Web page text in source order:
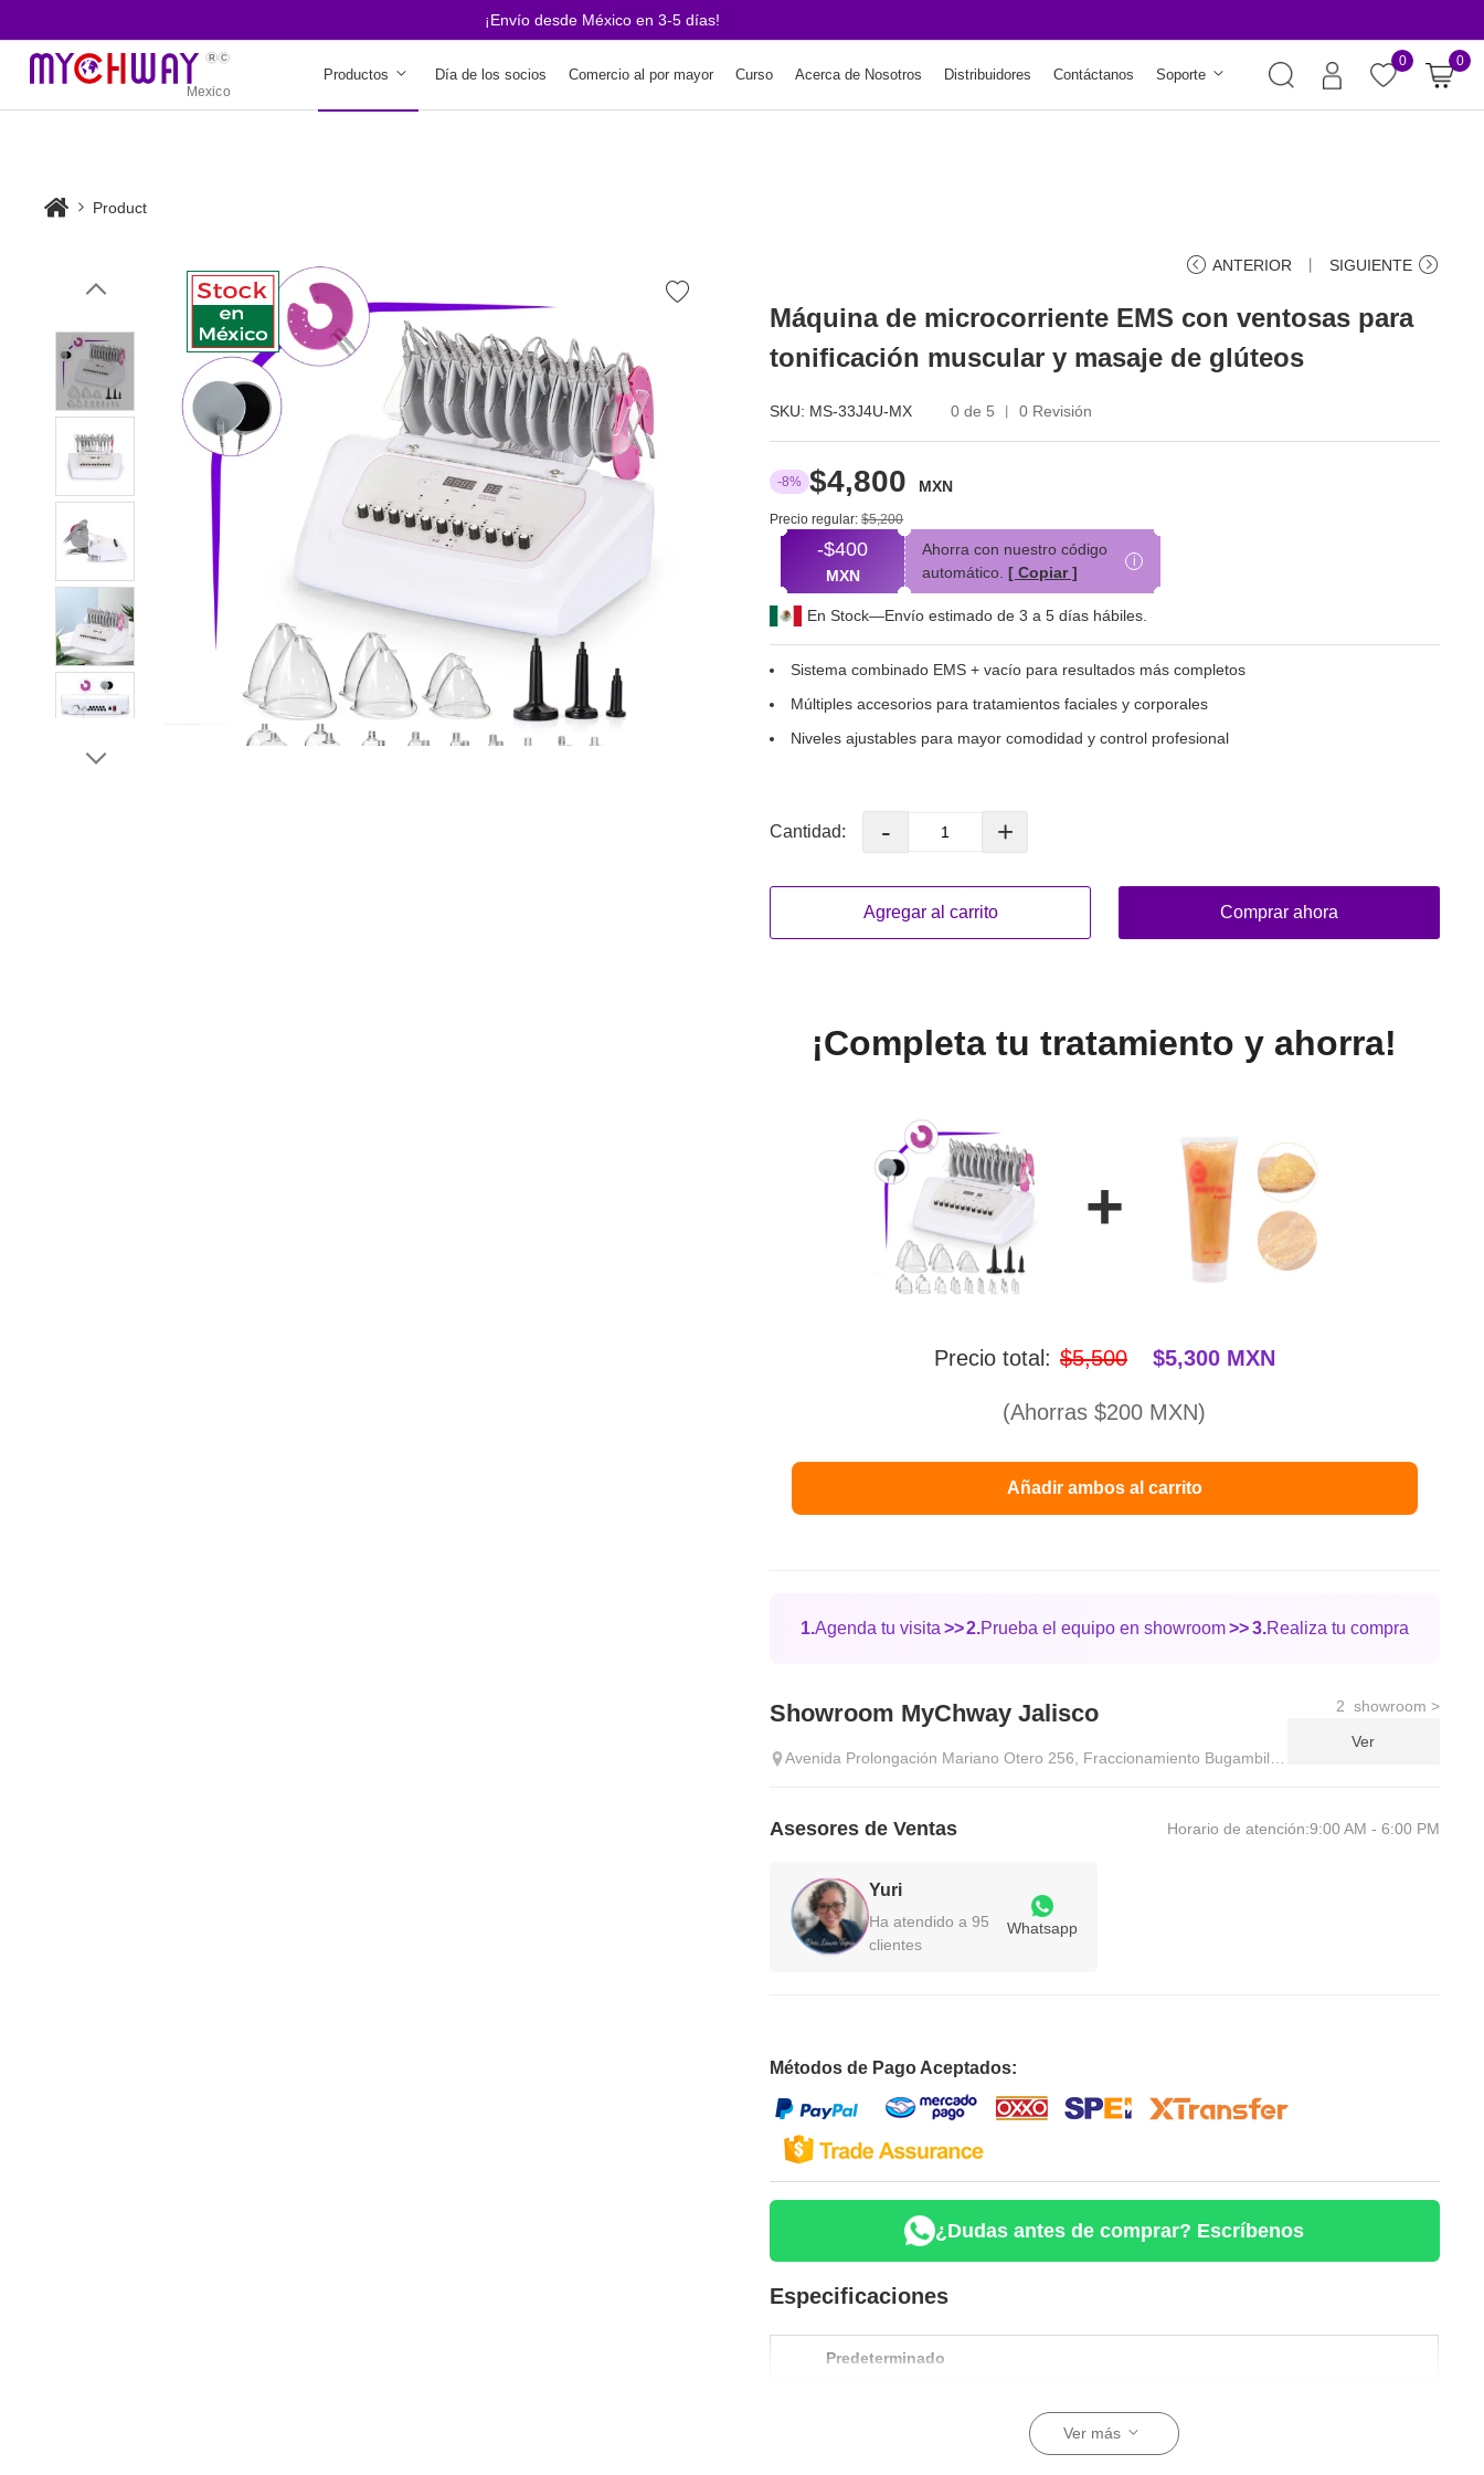
¡Envío desde México en 3-5 días!
Productos Día de los socios Comercio al por mayor Curso Acerca de Nosotros Distribuidores Contáctanos Soporte
0 0
Product
ANTERIOR 丨 SIGUIENTE
Máquina de microcorriente EMS con ventosas para
tonificación muscular y masaje de glúteos
SKU: MS-33J4U-MX 0 de 5 0 Revisión
-8% $4,800 MXN
Precio regular:$5,200
-$400
MXN
Ahorra con nuestro código
automático. [ Copiar ]
i
En Stock—Envío estimado de 3 a 5 días hábiles.
Sistema combinado EMS + vacío para resultados más completos
Múltiples accesorios para tratamientos faciales y corporales
Niveles ajustables para mayor comodidad y control profesional
Cantidad: - +
Agregar al carrito Comprar ahora
¡Completa tu tratamiento y ahorra!
+
Precio total: $5,500 $5,300 MXN
(Ahorras $200 MXN)
Añadir ambos al carrito
1.Agenda tu visita >>2.Prueba el equipo en showroom>>3.Realiza tu compra
Showroom MyChway Jalisco
Avenida Prolongación Mariano Otero 256, Fraccionamiento Bugambilias, CP 45238 – Zapopan,
2 showroom >
Ver
Asesores de Ventas Horario de atención:9:00 AM - 6:00 PM
Yuri
Ha atendido a 95
clientes
Whatsapp
Métodos de Pago Aceptados:
¿Dudas antes de comprar? Escríbenos
Especificaciones
Predeterminado
Ver más